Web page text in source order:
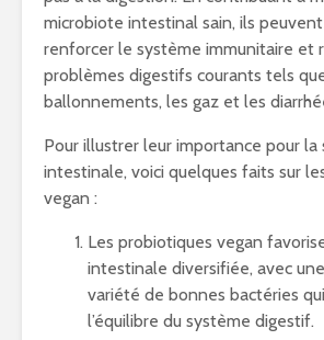
microbiote intestinal sain, ils
renforcer le système immunitaire et
problèmes digestifs courants tels
ballonnements, les gaz et les
Pour illustrer leur importance pour la
intestinale, voici quelques faits sur
vegan :
Les probiotiques vegan
intestinale diversifiée, avec
variété de bonnes bactéries
l’équilibre du système digestif.